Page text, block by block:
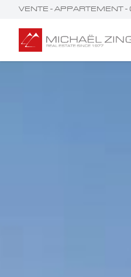
VENTE - APPARTEMENT